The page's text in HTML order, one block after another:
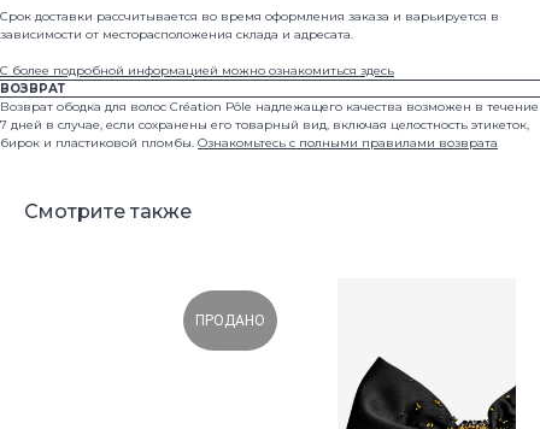
Срок доставки рассчитывается во время оформления заказа и варьируется в
зависимости от месторасположения склада и адресата.
С более подробной информацией можно ознакомиться здесь
ВОЗВРАТ
Возврат ободка для волос Création Pôle надлежащего качества возможен в течение
7 дней в случае, если сохранены его товарный вид, включая целостность этикеток,
бирок и пластиковой пломбы. Ознакомьтесь с полными правилами возврата
Смотрите также
ПРОДАНО
Каталог
О бренде
Арт-объекты
Где купить
Оплата и доставка
Условия возврата